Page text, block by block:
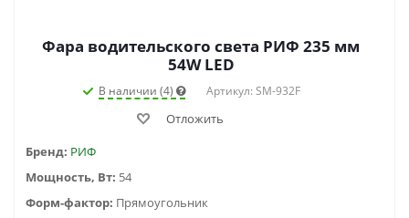
Фара водительского света РИФ 235 мм
54W LED
В наличии (4) Артикул: SM-932F
Отложить
Бренд: РИФ
Мощность, Вт: 54
Форм-фактор: Прямоугольник